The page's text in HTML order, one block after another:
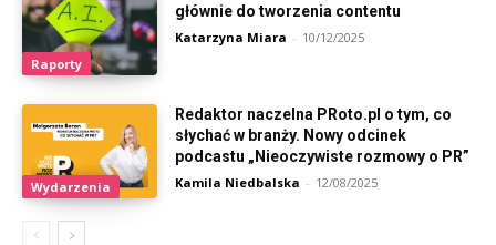
Raporty
głównie do tworzenia contentu
Katarzyna Miara - 10/12/2025
Wydarzenia
Redaktor naczelna PRoto.pl o tym, co
słychać w branży. Nowy odcinek
podcastu „Nieoczywiste rozmowy o PR”
Kamila Niedbalska - 12/08/2025